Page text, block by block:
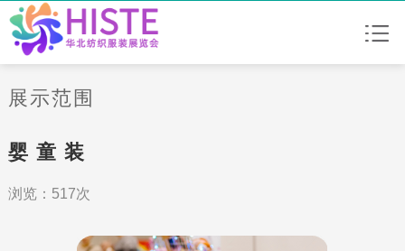
展示范围
婴 童 装
浏览：517次